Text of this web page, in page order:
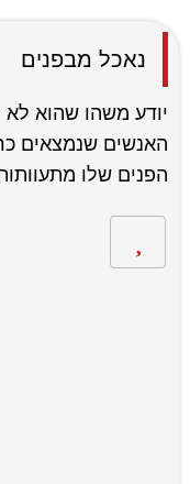
נאכל מבפנים
יודע משהו שהוא
האנשים שנמצאים
הפנים שלו